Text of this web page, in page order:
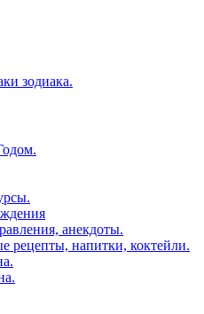
зодиака.
анекдоты.
рецепты, напитки, коктейли.